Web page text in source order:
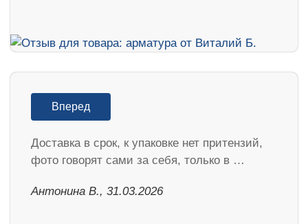
Вперед
Доставка в срок, к упаковке нет притензий,
фото говорят сами за себя, только в …
Антонина В., 31.03.2026